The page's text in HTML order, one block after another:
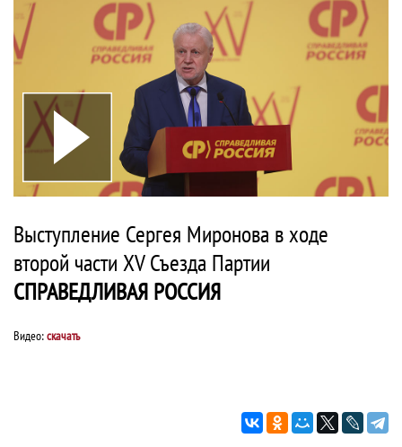
Выступление Сергея Миронова в ходе
второй части XV Съезда Партии
СПРАВЕДЛИВАЯ РОССИЯ
Видео:скачать